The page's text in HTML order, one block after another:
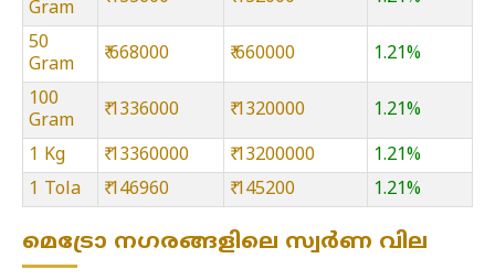
Gram
50
Gram
₹ 668000 ₹ 660000 1.21%
100
Gram
₹ 1336000 ₹ 1320000 1.21%
1 Kg ₹ 13360000 ₹ 13200000
1.21%
1 Tola
₹ 146960 ₹ 145200 1.21%
മെട്രോ നഗരങ്ങളിലെ സ്വർണ വില